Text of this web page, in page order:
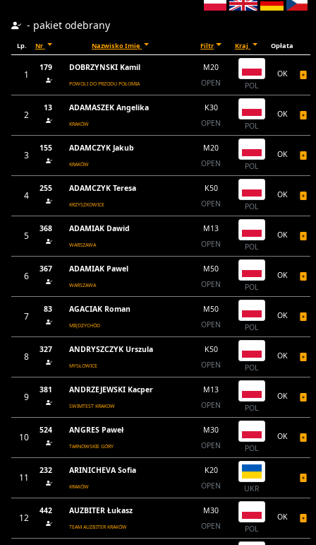
- pakiet odebrany
Lp. Nr Nazwisko Imię Filtr Kraj Opłata
1
179 DOBRZYNSKI Kamil
POWOLI DO PRZODU POŁOMIA
M20
OPEN
POL
OK
2
13 ADAMASZEK Angelika
KRAKÓW
K30
OPEN
POL
OK
3
155 ADAMCZYK Jakub
KRAKÓW
M20
OPEN
POL
OK
4
255 ADAMCZYK Teresa
KRZYSZKOWICE
K50
OPEN
POL
OK
5
368 ADAMIAK Dawid
WARSZAWA
M13
OPEN
POL
OK
6
367 ADAMIAK Pawel
WARSZAWA
M50
OPEN
POL
OK
7
83 AGACIAK Roman
MIĘDZYCHÓD
M50
OPEN
POL
OK
8
327 ANDRYSZCZYK Urszula
MYSŁOWICE
K50
OPEN
POL
OK
9
381 ANDRZEJEWSKI Kacper
SWIMTEST KRAKOW
M13
OPEN
POL
OK
10
524 ANGRES Paweł
TARNOWSKIE GÓRY
M30
OPEN
POL
OK
11
232 ARINICHEVA Sofia
KRAKÓW
K20
OPEN
UKR
12
442 AUZBITER Łukasz
TEAM AUZBITER KRAKÓW
M30
OPEN
POL
OK